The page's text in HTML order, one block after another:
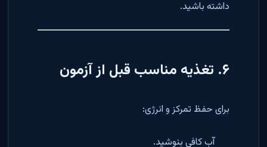
داشته باشید.
۶. تغذیه مناسب قبل از آزمون
برای حفظ تمرکز و انرژی:
آب کافی بنوشید.